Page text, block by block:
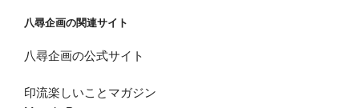
八尋企画の関連サイト
八尋企画の公式サイト
印流楽しいことマガジン